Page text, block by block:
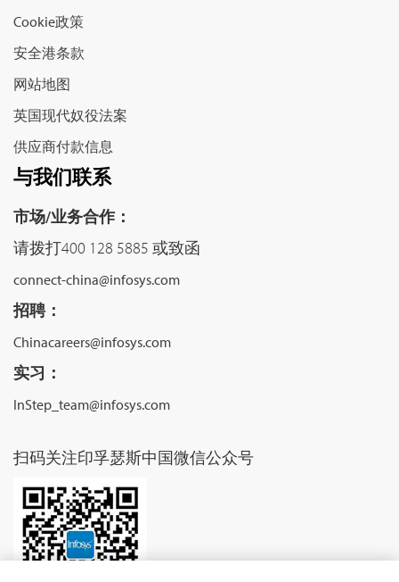
Cookie政策
安全港条款
网站地图
英国现代奴役法案
供应商付款信息
与我们联系
市场/业务合作：
请拨打400 128 5885 或致函
connect-china@infosys.com
招聘：
Chinacareers@infosys.com
实习：
InStep_team@infosys.com
扫码关注印孚瑟斯中国微信公众号